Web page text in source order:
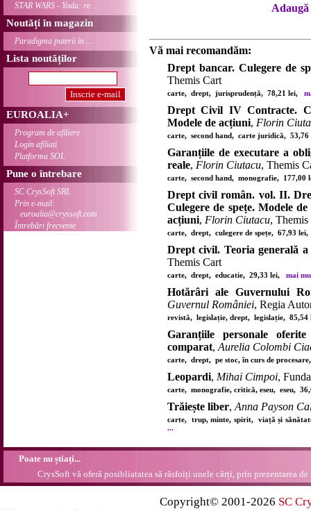
STAR WARS - Yoda: re ...
Noutăți în magazin
Paradigma puterii în ...
Lista noutăților
EUROALIA+
Program de afiliere
Login afiliați
Platforma SOL
Pune o întrebare
SC CrysSoft SRL
Prin e-mail:
euroalia@cryssoft.com
Întrebări frecvente
Vă mai recomandăm:
Drept bancar. Culegere de
Themis Cart
carte, drept, jurisprudență, 78,21 lei,
Drept Civil IV Contracte.
Modele de acțiuni, Florin
carte, second hand, carte juridică,
Garanțiile de executare a
reale, Florin Ciutacu, Themis
carte, second hand, monografie,
Drept civil român. vol. II.
Culegere de spețe. Modele
acțiuni, Florin Ciutacu, Themis
carte, drept, culegere de spețe, 67,93
Drept civil. Teoria generală
Themis Cart
carte, drept, educatie, 29,33 lei, mai
Hotărâri ale Guvernului
Guvernul României, Regia
revistă, legislație, drept, legislație,
Garanțiile personale
comparat, Aurelia Colombi
carte, drept, pe stoc, în curs de
Leopardi, Mihai Cimpoi,
carte, monografie, critică, eseu, eseu,
Trăiește liber, Anna Payson
carte, trup, minte, spirit, viață și
...
Poate nu știați...
CrysSoft vă oferă posibliatatea să răsfoiți unele cărți, prin prezentarea de
Copyright© 2001-2026 SC